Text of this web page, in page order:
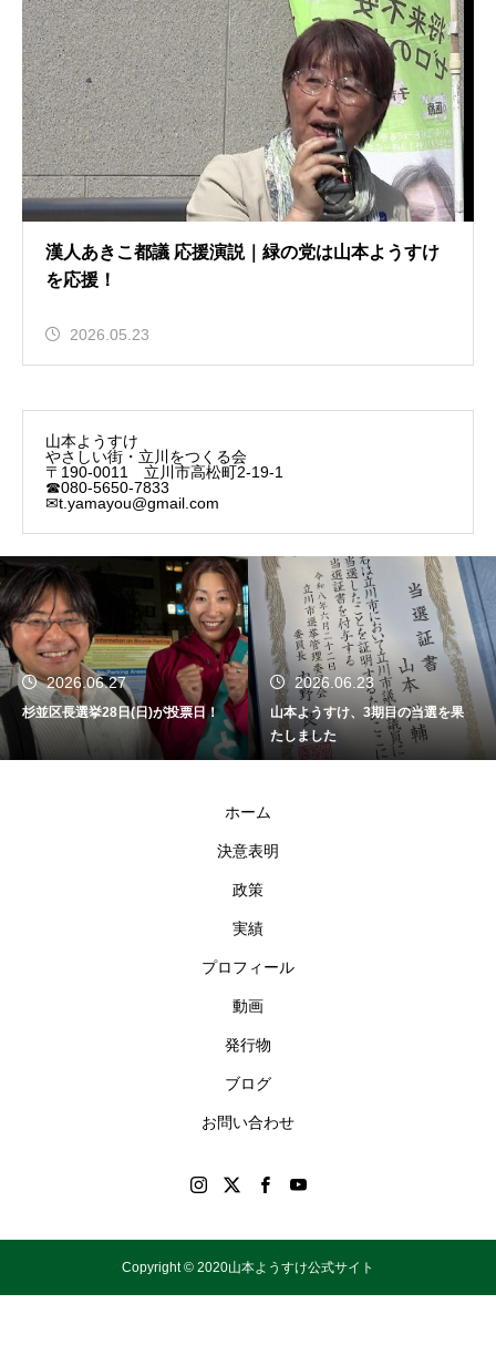
漢人あきこ都議 応援演説｜緑の党は山本ようすけ
を応援！
2026.05.23
山本ようすけ
やさしい街・立川をつくる会
〒190-0011 立川市高松町2-19-1
☎080-5650-7833
✉t.yamayou@gmail.com
2026.06.27
杉並区長選挙28日(日)が投票日！
2026.06.23
山本ようすけ、3期目の当選を果
たしました
ホーム
決意表明
政策
実績
プロフィール
動画
発行物
ブログ
お問い合わせ
Copyright © 2020山本ようすけ公式サイト